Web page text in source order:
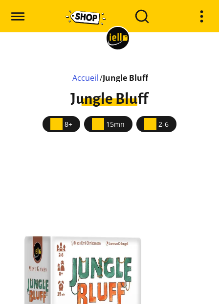
Accueil /Jungle Bluff
Jungle Bluff
8+ 15mn 2-6